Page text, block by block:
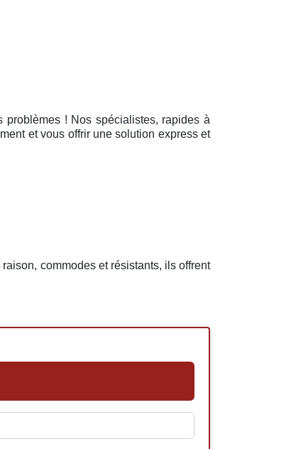
problèmes ! Nos spécialistes, rapides à
et vous offrir une solution express et
raison, commodes et résistants, ils offrent